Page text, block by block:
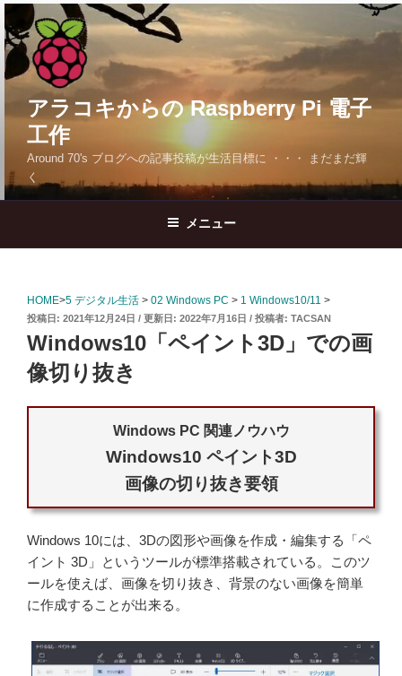
コ
ン
テ
ン
へ
ッ
プ
アラコキからの Raspberry Pi 電子
工作
Around 70's ブログへの記事投稿が生活目標に ・・・ まだまだ輝
く
メニュー
HOME>5 デジタル生活 > 02 Windows PC > 1 Windows10/11 >
投
稿
日:
2021年12月24日 2022年7月16日 投稿者: TACSAN
Windows10「ペイント3D」での画
像切り抜き
Windows PC 関連ノウハウ
Windows10 ペイント3D
画像の切り抜き要領
Windows 10には、3Dの図形や画像を作成・編集する「ペ
イント 3D」というツールが標準搭載されている。このツ
ールを使えば、画像を切り抜き、背景のない画像を簡単
に作成することが出来る。